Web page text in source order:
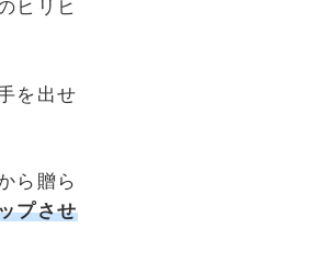
ヒリヒ
を出せ
ら贈ら
プさせ